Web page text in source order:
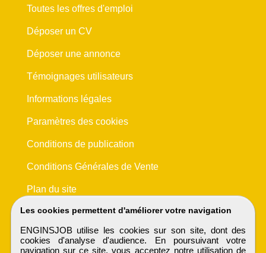
Les cookies permettent d'améliorer votre navigation
ENGINSJOB utilise les cookies sur son site, dont des
cookies d'analyse d'audience. En poursuivant votre
navigation sur ce site, vous acceptez notre utilisation de
Toutes les offres d'emploi
Déposer un CV
Déposer une annonce
Témoignages utilisateurs
Informations légales
Paramètres des cookies
Conditions de publication
Conditions Générales de Vente
Plan du site